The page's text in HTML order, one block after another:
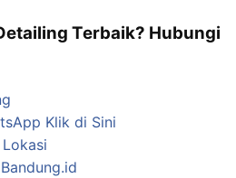
Terbaik? Hubungi
Klik di Sini